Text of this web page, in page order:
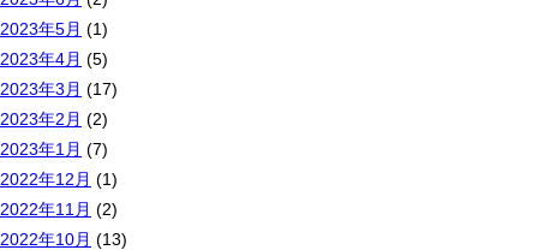
2023年5月 (1)
2023年4月 (5)
2023年3月 (17)
2023年2月 (2)
2023年1月 (7)
2022年12月 (1)
2022年11月 (2)
2022年10月 (13)